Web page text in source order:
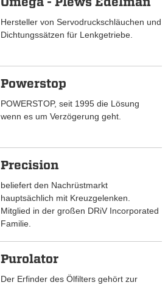
Hersteller von Servodruckschläuchen und
Dichtungssätzen für Lenkgetriebe.
Powerstop
POWERSTOP, seit 1995 die Lösung
wenn es um Verzögerung geht.
Precision
beliefert den Nachrüstmarkt
hauptsächlich mit Kreuzgelenken.
Mitglied in der großen DRiV Incorporated
Familie.
Purolator
Der Erfinder des Ölfilters gehört zur